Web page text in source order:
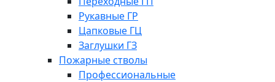
Рукавные ГР
Цапковые ГЦ
Заглушки ГЗ
Пожарные стволы
Профессиональные